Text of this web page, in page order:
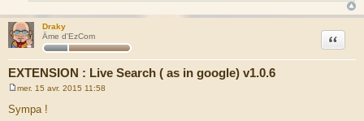
Draky
Âme d'EzCom
EXTENSION : Live Search ( as in google) v1.0.6
Citation
s
mer. 15 avr. 2015 11:58
Sympa !